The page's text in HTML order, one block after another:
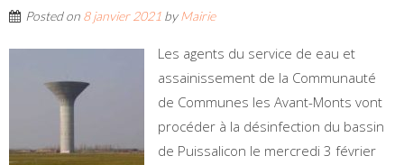
Posted on 8 janvier 2021 byMairie
Les agents du service de eau et
assainissement de la Communauté
de Communes les Avant-Monts vont
procéder à la désinfection du bassin
de Puissalicon le mercredi 3 février